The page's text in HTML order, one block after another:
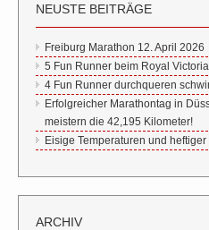
NEUSTE BEITRÄGE
Freiburg Marathon 12. April 2026
5 Fun Runner beim Royal
4 Fun Runner durchqueren
Erfolgreicher Marathontag in
meistern die 42,195 Kilometer!
Eisige Temperaturen und
ARCHIV